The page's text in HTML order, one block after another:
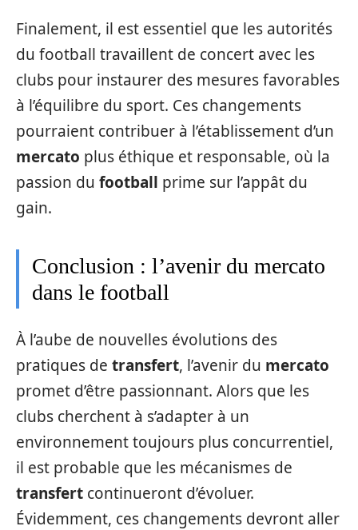
Finalement, il est essentiel que les autorités
du football travaillent de concert avec les
clubs pour instaurer des mesures favorables
à l’équilibre du sport. Ces changements
pourraient contribuer à l’établissement d’un
mercato plus éthique et responsable, où la
passion du football prime sur l’appât du
gain.
Conclusion : l’avenir du mercato
dans le football
À l’aube de nouvelles évolutions des
pratiques de transfert, l’avenir du mercato
promet d’être passionnant. Alors que les
clubs cherchent à s’adapter à un
environnement toujours plus concurrentiel,
il est probable que les mécanismes de
transfert continueront d’évoluer.
Évidemment, ces changements devront aller